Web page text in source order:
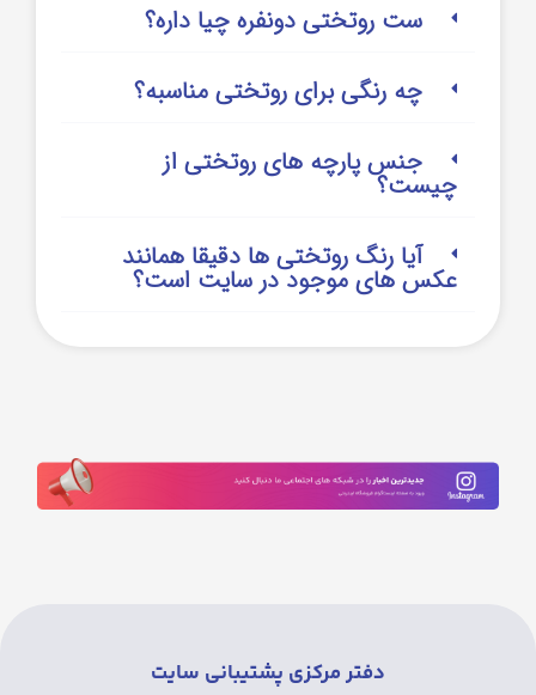
ست روتختی دونفره چیا داره؟
چه رنگی برای روتختی مناسبه؟
جنس پارچه های روتختی از
چیست؟
آیا رنگ روتختی ها دقیقا همانند
عکس های موجود در سایت است؟
دفتر مرکزی پشتیبانی سایت